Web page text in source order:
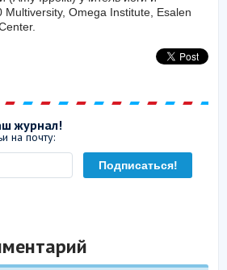
Multiversity, Omega Institute, Esalen
журнал!
на почту: